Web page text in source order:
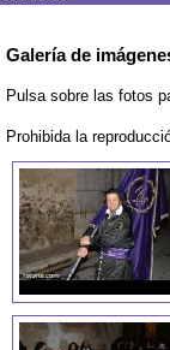
Galería de
Pulsa sobre las fotos
Prohibida la